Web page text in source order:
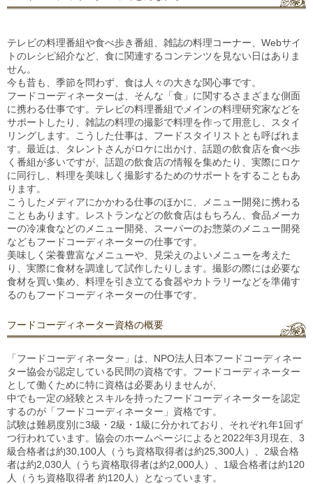
テレビの料理番組や食べ歩き番組、雑誌の料理コーナー、Webサイ
トのレシピ紹介など、食に関連するコンテンツを見ない日はありま
せん。
今も昔も、季節を問わず、食は人々の大きな関心事です。
フードコーディネーターは、そんな「食」に関するさまざまな側面
に携わる仕事です。テレビの料理番組でメインの料理研究家などを
サポートしたり、雑誌の料理の撮影で料理を作って用意し、スタイ
リングします。こうした仕事は、フードスタイリストとも呼ばれま
す。最近は、タレントさんがロケに出かけ、話題の飲食店を食べ歩
く番組が多いですが、話題の飲食店の情報を集めたり、実際にロケ
に同行し、料理を美味しく撮影するためのサポートをすることもあ
ります。
こうしたメディアにかかわる仕事のほかに、メニュー開発に携わる
こともあります。レストランなどの飲食店はもちろん、食品メーカ
ーの冷凍食などのメニュー開発、スーパーのお惣菜のメニュー開発
などもフードコーディネーターの仕事です。
美味しく栄養豊富なメニューや、見栄えのよいメニューを考えた
り、実際に食材を調達して試作したりします。撮影の際には必要な
食材を買い集め、料理を引き立てる食器やカトラリーなどを準備す
るのもフードコーディネーターの仕事です。
フードコーディネーター資格の概要
「フードコーディネーター」は、NPO法人日本フードコーディネー
ター協会が認定している民間の資格です。フードコーディネーター
として働くために特に資格は必要ありませんが、
中でも一定の経験とスキルを持ったフードコーディネーターを認定
するのが「フードコーディネーター」資格です。
試験は難易度別に3級・2級・1級に分かれており、それぞれ年1回ず
つ行われています。協会のホームページによると2022年3月現在、3
級合格者は約30,100人（うち資格取得者は約25,300人）、2級合格
者は約2,030人（うち資格取得者は約2,000人）、1級合格者は約120
人（うち資格取得者 約120人）となっています。